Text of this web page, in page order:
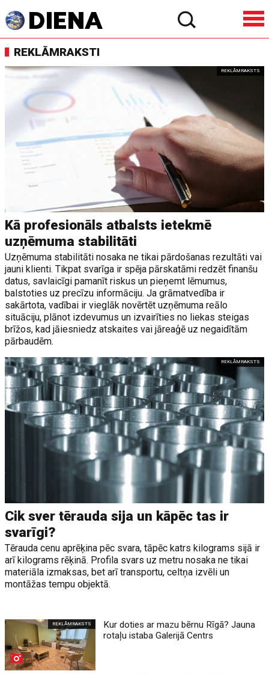
REKLĀMRAKSTI
REKLĀMRAKSTS
Kā profesionāls atbalsts ietekmē
uzņēmuma stabilitāti
Uzņēmuma stabilitāti nosaka ne tikai pārdošanas rezultāti vai
jauni klienti. Tikpat svarīga ir spēja pārskatāmi redzēt finanšu
datus, savlaicīgi pamanīt riskus un pieņemt lēmumus,
balstoties uz precīzu informāciju. Ja grāmatvedība ir
sakārtota, vadībai ir vieglāk novērtēt uzņēmuma reālo
situāciju, plānot izdevumus un izvairīties no liekas steigas
brīžos, kad jāiesniedz atskaites vai jāreaģē uz negaidītām
pārbaudēm.
REKLĀMRAKSTS
Cik sver tērauda sija un kāpēc tas ir
svarīgi?
Tērauda cenu aprēķina pēc svara, tāpēc katrs kilograms sijā ir
arī kilograms rēķinā. Profila svars uz metru nosaka ne tikai
materiāla izmaksas, bet arī transportu, celtņa izvēli un
montāžas tempu objektā.
REKLĀMRAKSTS
Kur doties ar mazu bērnu Rīgā? Jauna
rotaļu istaba Galerijā Centrs